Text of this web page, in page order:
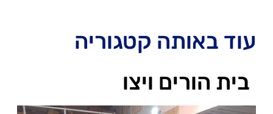
עוד באותה קטגוריה
בית הורים ויצו